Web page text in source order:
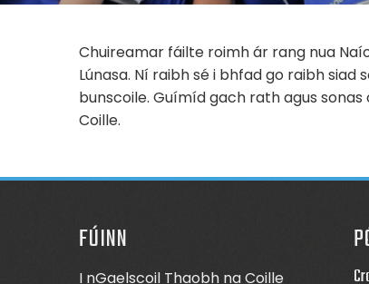
Chuireamar fáilte roimh ár rang nua
Lúnasa. Ní raibh sé i bhfad go raibh
bunscoile. Guímíd gach rath agus
Coille.
FÚINN
I nGaelscoil Thaobh na Coille